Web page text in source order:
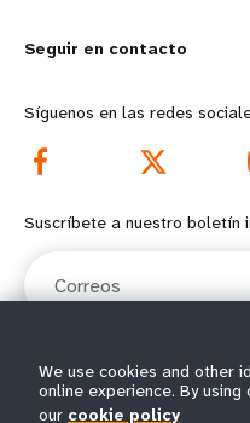
o
r
e
f
o
t
e
d
o
t
e
r
Seguir en contacto
Síguenos en las redes
Suscríbete a nuestro boletín
© Todos los
We use cookies and other
online experience. By
our cookie policy